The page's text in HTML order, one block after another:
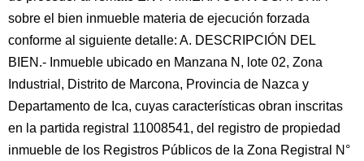
sobre el bien inmueble materia de ejecución forzada
conforme al siguiente detalle: A. DESCRIPCIÓN DEL
BIEN.- Inmueble ubicado en Manzana N, lote 02, Zona
Industrial, Distrito de Marcona, Provincia de Nazca y
Departamento de Ica, cuyas características obran inscritas
en la partida registral 11008541, del registro de propiedad
inmueble de los Registros Públicos de la Zona Registral N°